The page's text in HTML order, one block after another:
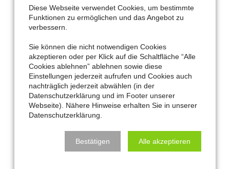
Facebook
Cookie
Einstellungen
SERVICE
Impressum|Datenschutzerklärung| © Copyright 2026
Meerbuscher Kulturkreis e.V.
Diese Webseite verwendet Cookies, um bestimmte
Funktionen zu ermöglichen und das Angebot zu
verbessern.
Sie können die nicht notwendigen Cookies
akzeptieren oder per Klick auf die Schaltfläche “Alle
Cookies ablehnen” ablehnen sowie diese
Einstellungen jederzeit aufrufen und Cookies auch
nachträglich jederzeit abwählen (in der
Datenschutzerklärung und im Footer unserer
Webseite). Nähere Hinweise erhalten Sie in unserer
Datenschutzerklärung.
Bestätigen Alle akzeptieren